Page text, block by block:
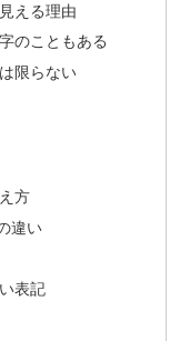
える理由
のこともある
限らない
方
違い
表記